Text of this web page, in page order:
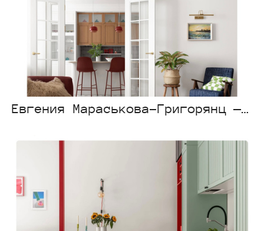
Евгения Мараськова-Григорянц — myDecor